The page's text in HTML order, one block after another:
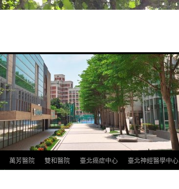
萬芳醫院 雙和醫院 臺北癌症中心 臺北神經醫學中心